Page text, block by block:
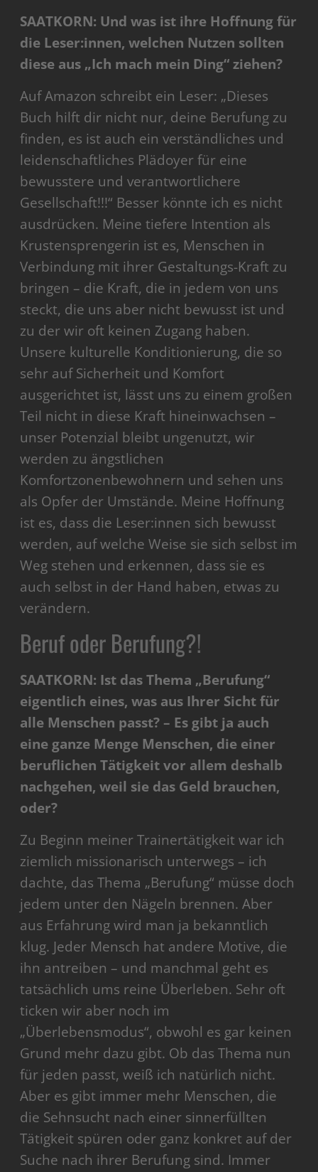
SAATKORN: Und was ist ihre Hoffnung für
die Leser:innen, welchen Nutzen sollten
diese aus „Ich mach mein Ding“ ziehen?
Auf Amazon schreibt ein Leser: „Dieses
Buch hilft dir nicht nur, deine Berufung zu
finden, es ist auch ein verständliches und
leidenschaftliches Plädoyer für eine
bewusstere und verantwortlichere
Gesellschaft!!!“ Besser könnte ich es nicht
ausdrücken. Meine tiefere Intention als
Krustensprengerin ist es, Menschen in
Verbindung mit ihrer Gestaltungs-Kraft zu
bringen – die Kraft, die in jedem von uns
steckt, die uns aber nicht bewusst ist und
zu der wir oft keinen Zugang haben.
Unsere kulturelle Konditionierung, die so
sehr auf Sicherheit und Komfort
ausgerichtet ist, lässt uns zu einem großen
Teil nicht in diese Kraft hineinwachsen –
unser Potenzial bleibt ungenutzt, wir
werden zu ängstlichen
Komfortzonenbewohnern und sehen uns
als Opfer der Umstände. Meine Hoffnung
ist es, dass die Leser:innen sich bewusst
werden, auf welche Weise sie sich selbst im
Weg stehen und erkennen, dass sie es
auch selbst in der Hand haben, etwas zu
verändern.
Beruf oder Berufung?!
SAATKORN: Ist das Thema „Berufung“
eigentlich eines, was aus Ihrer Sicht für
alle Menschen passt? – Es gibt ja auch
eine ganze Menge Menschen, die einer
beruflichen Tätigkeit vor allem deshalb
nachgehen, weil sie das Geld brauchen,
oder?
Zu Beginn meiner Trainertätigkeit war ich
ziemlich missionarisch unterwegs – ich
dachte, das Thema „Berufung“ müsse doch
jedem unter den Nägeln brennen. Aber
aus Erfahrung wird man ja bekanntlich
klug. Jeder Mensch hat andere Motive, die
ihn antreiben – und manchmal geht es
tatsächlich ums reine Überleben. Sehr oft
ticken wir aber noch im
„Überlebensmodus“, obwohl es gar keinen
Grund mehr dazu gibt. Ob das Thema nun
für jeden passt, weiß ich natürlich nicht.
Aber es gibt immer mehr Menschen, die
die Sehnsucht nach einer sinnerfüllten
Tätigkeit spüren oder ganz konkret auf der
Suche nach ihrer Berufung sind. Immer